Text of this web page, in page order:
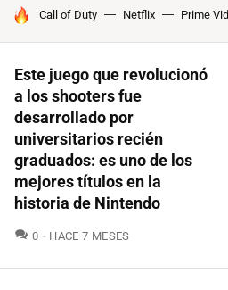
HOY SE HABLA DE
Call of Duty Netflix Prime
Este juego que revolucionó
a los shooters fue
desarrollado por
universitarios recién
graduados: es uno de los
mejores títulos en la
historia de Nintendo
0 COMENTARIOS
HACE 7 MESES